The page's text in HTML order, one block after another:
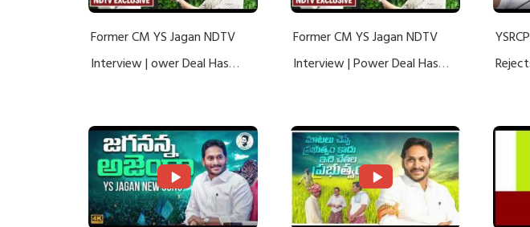
Former CM YS Jagan NDTV
Interview | ower Deal Has
Former CM YS Jagan NDTV
Interview | Power Deal Has